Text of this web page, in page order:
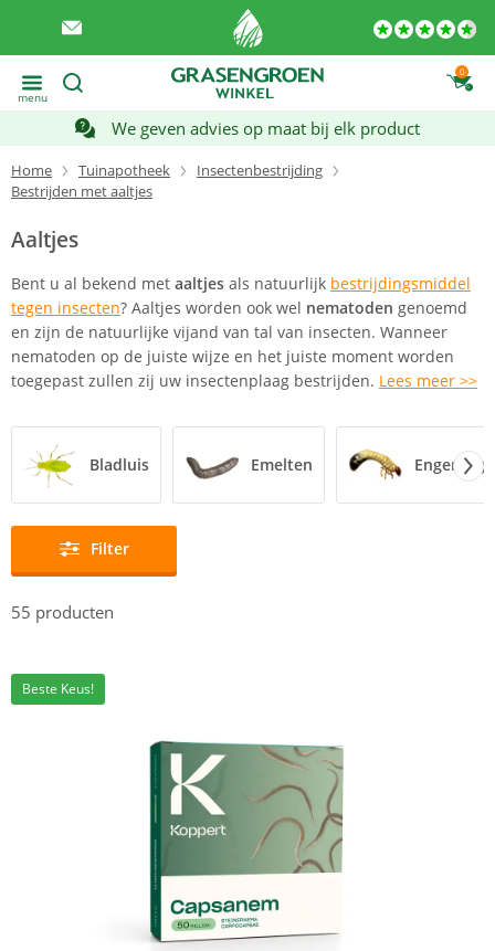
menu
0
We geven advies op maat bij elk product
Home Tuinapotheek
Insectenbestrijding
Bestrijden met aaltjes
Aaltjes
Bent u al bekend met aaltjes als natuurlijk bestrijdingsmiddel
tegen insecten? Aaltjes worden ook wel nematoden genoemd
en zijn de natuurlijke vijand van tal van insecten. Wanneer
nematoden op de juiste wijze en het juiste moment worden
toegepast zullen zij uw insectenplaag bestrijden. Lees meer >>
Bladluis Emelten
Filter
55 producten
Beste Keus!